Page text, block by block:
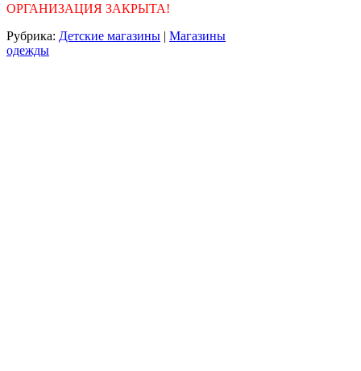
ОРГАНИЗАЦИЯ ЗАКРЫТА!
Рубрика: Детские магазины | Магазины
одежды